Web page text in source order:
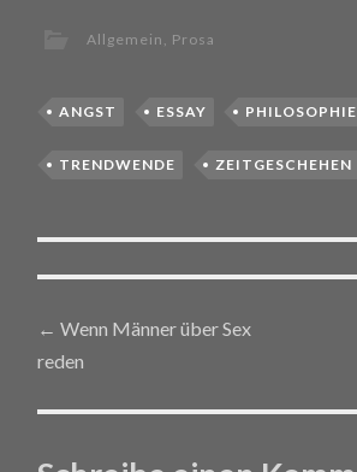
Allgemein , Prosa
ANGST ESSAY PHILOSOPHIE
TRENDWENDE ZEITGESCHEHEN
Post navigation
← Wenn Männer über Sex
reden